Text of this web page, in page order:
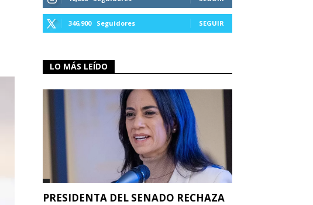
346,900 Seguidores SEGUIR
LO MÁS LEÍDO
PRESIDENTA DEL SENADO RECHAZA